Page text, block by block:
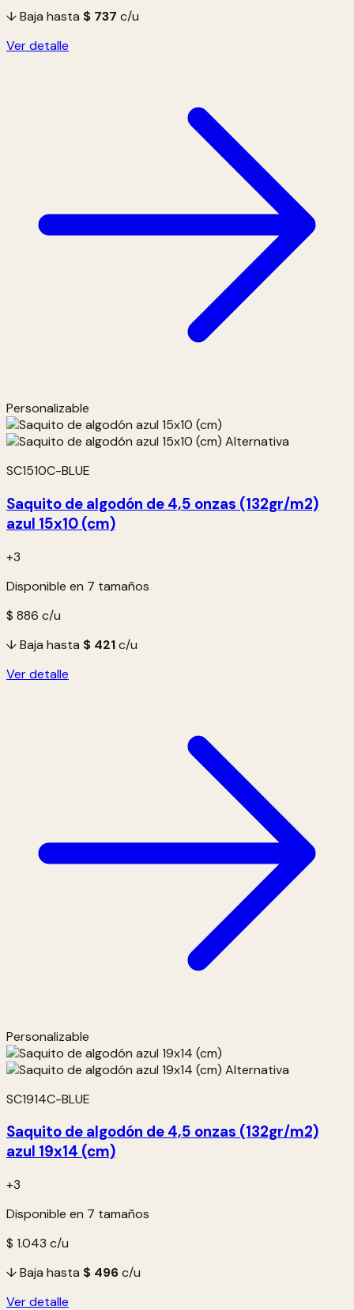
↓ Baja hasta $ 737 c/u
Ver detalle
Personalizable
SC1510C-BLUE
Saquito de algodón de 4,5 onzas (132gr/m2)
azul 15x10 (cm)
+3
Disponible en 7 tamaños
$ 886 c/u
↓ Baja hasta $ 421c/u
Ver detalle
Personalizable
SC1914C-BLUE
Saquito de algodón de 4,5 onzas (132gr/m2)
azul 19x14 (cm)
+3
Disponible en 7 tamaños
$ 1.043 c/u
↓ Baja hasta $ 496c/u
Ver detalle